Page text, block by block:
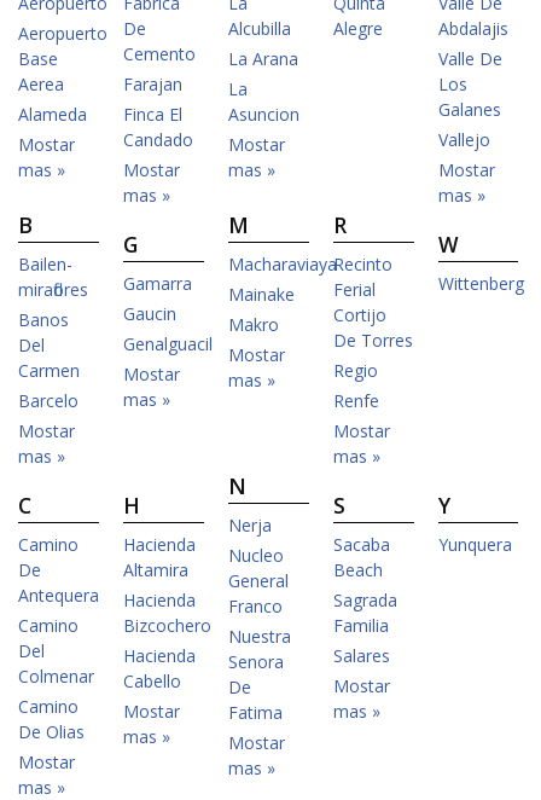
Aeropuerto
Base
Aerea
Alameda
Mostar
mas »
B
Bailen-
miraflores
Banos
Del
Carmen
Barcelo
Mostar
mas »
C
Camino
De
Antequera
Camino
Del
Colmenar
Camino
De Olias
Mostar
mas »
De
Cemento
Farajan
Finca El
Candado
Mostar
mas »
G
Gamarra
Gaucin
Genalguacil
Mostar
mas »
H
Hacienda
Altamira
Hacienda
Bizcochero
Hacienda
Cabello
Mostar
mas »
Alcubilla
La Arana
La
Asuncion
Mostar
mas »
M
Macharaviaya
Mainake
Makro
Mostar
mas »
N
Nerja
Nucleo
General
Franco
Nuestra
Senora
De
Fatima
Mostar
mas »
Alegre
R
Recinto
Ferial
Cortijo
De Torres
Regio
Renfe
Mostar
mas »
S
Sacaba
Beach
Sagrada
Familia
Salares
Mostar
mas »
Abdalajis
Valle De
Los
Galanes
Vallejo
Mostar
mas »
W
Wittenberg
Y
Yunquera